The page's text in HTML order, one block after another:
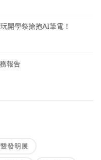
開學祭搶抱AI筆電！
報告
發明展